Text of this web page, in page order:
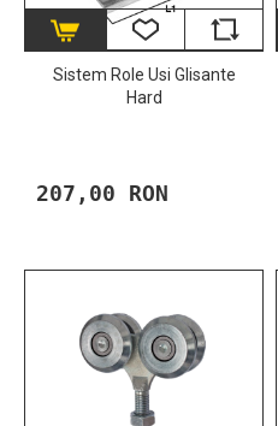
Sistem Role Usi Glisante
Hard
207,00 RON